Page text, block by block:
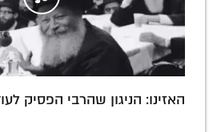
האזינו: הניגון שהרבי הפסיק